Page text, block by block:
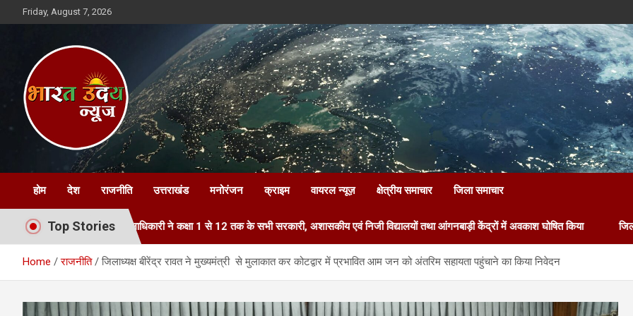
to
Friday, August 7, 2026
Bharat Uday News
होम देश राजनीति उत्तराखंड मनोरंजन क्राइम वायरल न्यूज़ क्षेत्रीय समाचार जिला समाचार
Top Stories
जिलाधिकारी ने कक्षा 1 से 12 तक के सभी सरकारी, अशासकीय एवं निजी विद्यालयों तथा आंगनबाड़ी केंद्रों में अवकाश घोषित किया जिलाधिकारी की
Home राजनीति जिलाध्यक्ष बीरेंद्र रावत ने मुख्यमंत्री से मुलाकात कर कोटद्वार में प्रभावित आम जन को अंतरिम सहायता पहुंचाने का किया निवेदन